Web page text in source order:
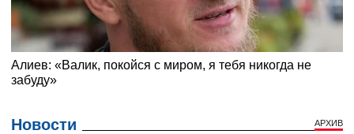
Новости АРХИВ